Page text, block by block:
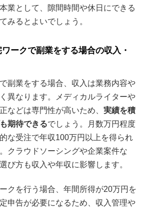
業として、隙間時間や休日にできる
みるとよいでしょう。
ークで副業をする場合の収入・
副業をする場合、収入は業務内容や
異なります。メディカルライターや
などは専門性が高いため、 実績を積
期待できるでしょう。月数万円程度
な受注で年収100万円以上を得られ
クラウドソーシングや企業案件な
び方も収入や年収に影響します。
クを行う場合、年間所得が20万円を
申告が必要になるため、収入管理や